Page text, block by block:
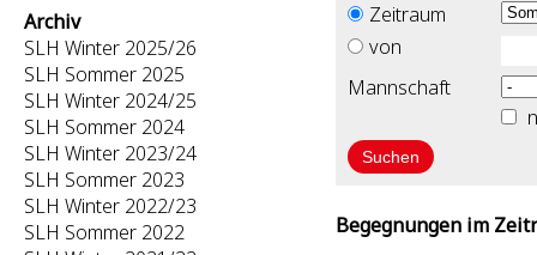
Archiv
SLH Winter 2025/26
SLH Sommer 2025
SLH Winter 2024/25
SLH Sommer 2024
SLH Winter 2023/24
SLH Sommer 2023
SLH Winter 2022/23
SLH Sommer 2022
Zeitraum
von
Mannschaft
Begegnungen im